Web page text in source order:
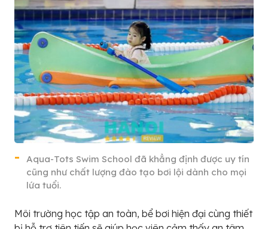
Aqua-Tots Swim School đã khẳng định được uy tín
cũng như chất lượng đào tạo bơi lội dành cho mọi
lứa tuổi.
Môi trường học tập an toàn, bể bơi hiện đại cùng thiết